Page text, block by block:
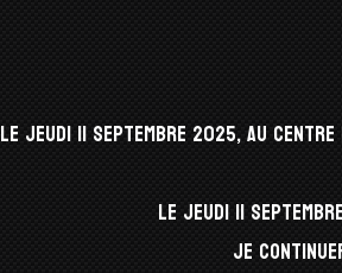
Le jeudi 11 septembre 2025, au
Le jeudi 11
Je